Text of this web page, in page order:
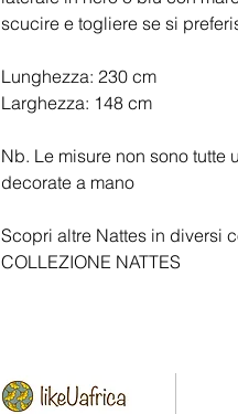
scucire e togliere se si
Lunghezza: 230 cm
Larghezza: 148 cm
Nb. Le misure non sono
decorate a mano
Scopri altre Nattes in diversi
COLLEZIONE NATTES